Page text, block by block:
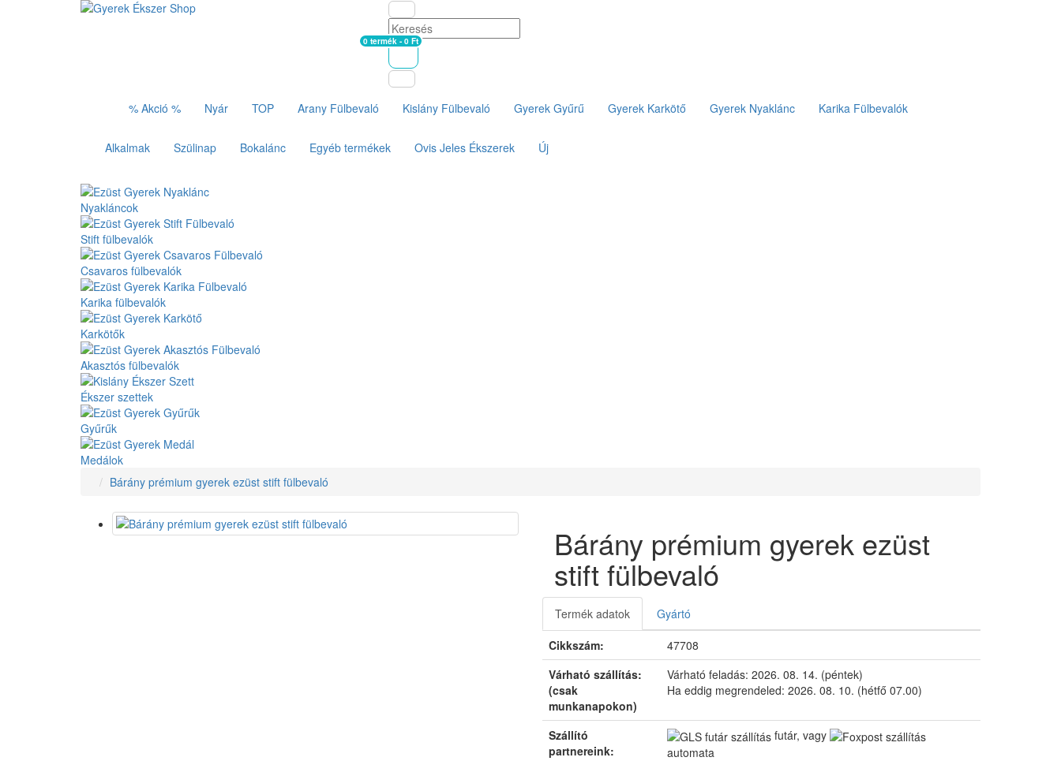
Kosár
0 termék - 0 Ft
% Akció % Nyár TOP Arany Fülbevaló Kislány Fülbevaló Gyerek Gyűrű Gyerek Karkötő Gyerek Nyaklánc Karika Fülbevalók
Alkalmak Szülinap Bokalánc Egyéb termékek Ovis Jeles Ékszerek Új
Nyakláncok
Stift fülbevalók
Csavaros fülbevalók
Karika fülbevalók
Karkötők
Akasztós fülbevalók
Ékszer szettek
Gyűrűk
Medálok
Bárány prémium gyerek ezüst stift fülbevaló
Bárány prémium gyerek ezüst
stift fülbevaló
Termék adatok
Gyártó
Cikkszám:
47708
Várható szállítás:
(csak
munkanapokon)
Várható feladás: 2026. 08. 14. (péntek)
Ha eddig megrendeled: 2026. 08. 10. (hétfő 07.00)
Szállító
partnereink:
futár, vagy
automata